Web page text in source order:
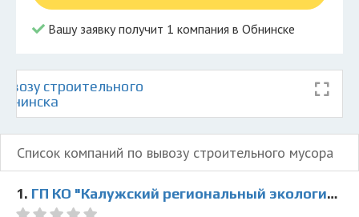
Вашу заявку получит 1 компания в Обнинске
строительного
Список компаний по вывозу строительного мусора
1. ГП КО "Калужский региональный экологический оператор"